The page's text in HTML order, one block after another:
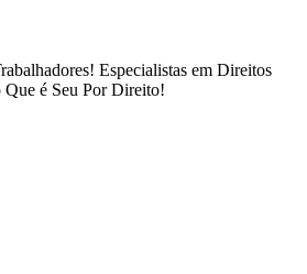
Especialistas em Direitos
Que é Seu Por Direito!